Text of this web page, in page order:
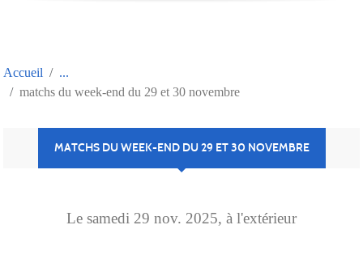
Accueil
matchs du week-end du 29 et 30 novembre
MATCHS DU WEEK-END DU 29 ET 30 NOVEMBRE
Le samedi 29 nov. 2025, à l'extérieur